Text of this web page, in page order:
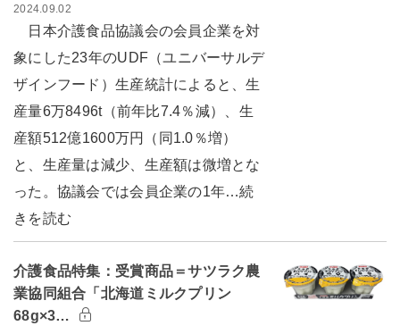
2024.09.02
日本介護食品協議会の会員企業を対
象にした23年のUDF（ユニバーサルデ
ザインフード）生産統計によると、生
産量6万8496t（前年比7.4％減）、生
産額512億1600万円（同1.0％増）
と、生産量は減少、生産額は微増とな
った。協議会では会員企業の1年…続
きを読む
介護食品特集：受賞商品＝サツラク農
業協同組合「北海道ミルクプリン
68g×3…